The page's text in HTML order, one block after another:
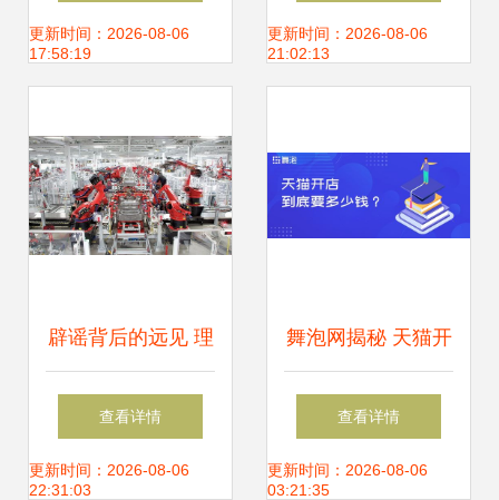
生
更新时间：2026-08-06
17:58:19
业项目落户上海这
区
更新时间：2026-08-06
21:02:13
辟谣背后的远见 理
性审度特斯拉二
次“落沪”谜团与产
查看详情
更新时间：2026-08-06
22:31:03
舞泡网揭秘 天猫开
店资金全景解读
——舞今信息详解
查看详情
更新时间：2026-08-06
03:21:35